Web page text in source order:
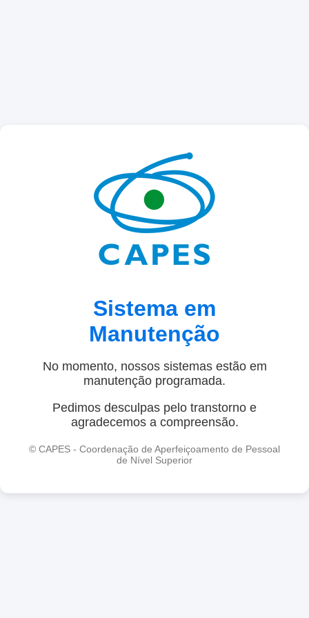
Sistema em
Manutenção
No momento, nossos sistemas estão em
manutenção programada.
Pedimos desculpas pelo transtorno e
agradecemos a compreensão.
© CAPES - Coordenação de Aperfeiçoamento de Pessoal
de Nível Superior